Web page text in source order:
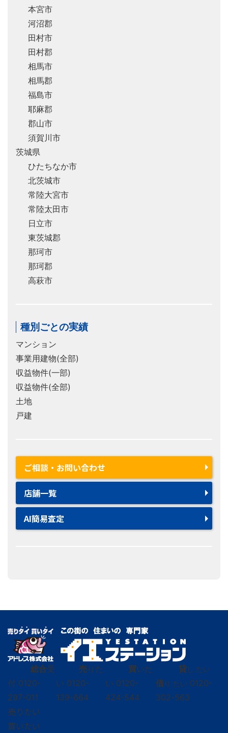
本宮市
河沼郡
田村市
田村郡
相馬市
相馬郡
福島市
耶麻郡
郡山市
須賀川市
茨城県
ひたちなか市
北茨城市
常陸大宮市
常陸太田市
日立市
東茨城郡
那珂市
那珂郡
高萩市
種別ごとの実績
マンション
事業用建物(全部)
収益物件(一部)
収益物件(全部)
土地
戸建
ご相談・お問い合わせ
店舗一覧
AI簡易査定
総合受
付 0120-
297-011
売りた
い 0120-
139-664
買いた
い 0120-
424-544
貸し たい
借り たい 0120-
302-563
売りたい
買いたい